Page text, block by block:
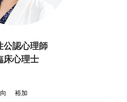
公認心理師
床心理士
向 裕加